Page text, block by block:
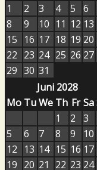
1
2 3 4 5 6
8
9 10 11 12 13
15
16 17 18 19 20
22 23 24 25 26 27
29 30 31
Juni 2028
Mo TuWe Th Fr Sa
1
2 3
5
6 7 8 9 10
12
13 14 15 16 17
19 20 21 22 23 24